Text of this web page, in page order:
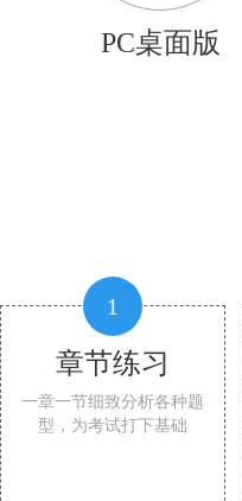
PC桌面版
1
章节练习
一章一节细致分析各种题
型，为考试打下基础